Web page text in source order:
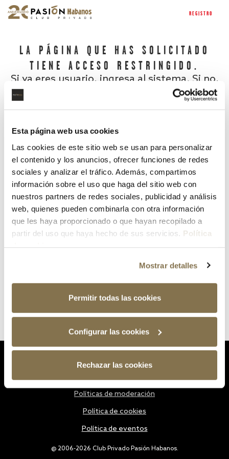
Esta página web usa cookies
Las cookies de este sitio web se usan para personalizar
el contenido y los anuncios, ofrecer funciones de redes
sociales y analizar el tráfico. Además, compartimos
información sobre el uso que haga del sitio web con
nuestros partners de redes sociales, publicidad y análisis
web, quienes pueden combinarla con otra información
que les haya proporcionado o que hayan recopilado a
partir del uso que haya hecho de sus servicios. Política
Mostrar detalles
Permitir todas las cookies
Configurar las cookies
Rechazar las cookies
REGISTRO
LA PÁGINA QUE HAS SOLICITADO
TIENE ACCESO RESTRINGIDO.
Si ya eres usuario, ingresa al sistema. Si no,
¿Has olvidado tu contraseña?
@ 2006-2026 Club Privado Pasión Habanos.
Políticas de moderación
Política de cookies
Política de eventos